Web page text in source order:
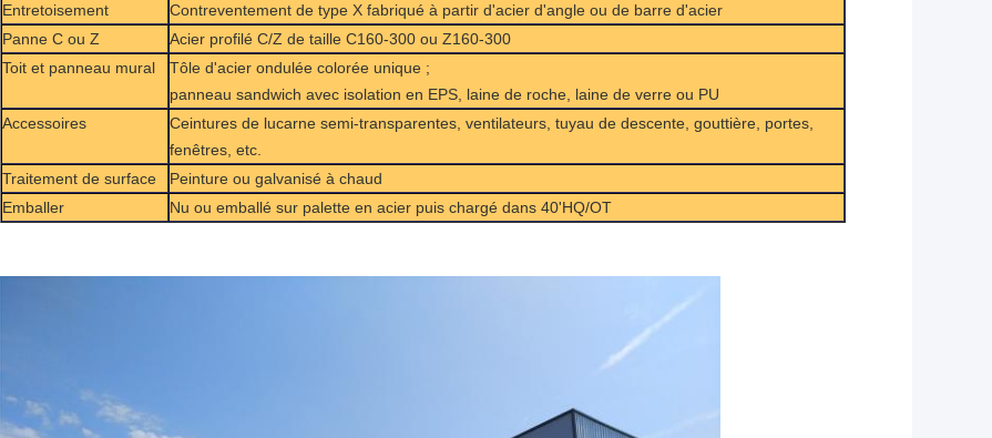
Entretoisement
Contreventement de type X fabriqué à partir d'acier d'angle ou de barre d'acier
Panne C ou Z
Acier profilé C/Z de taille C160-300 ou Z160-300
Toit et panneau mural
Tôle d'acier ondulée colorée unique ;
panneau sandwich avec isolation en EPS, laine de roche, laine de verre ou PU
Accessoires
Ceintures de lucarne semi-transparentes, ventilateurs, tuyau de descente, gouttière, portes,
fenêtres, etc.
Traitement de surface
Peinture ou galvanisé à chaud
Emballer
Nu ou emballé sur palette en acier puis chargé dans 40'HQ/OT